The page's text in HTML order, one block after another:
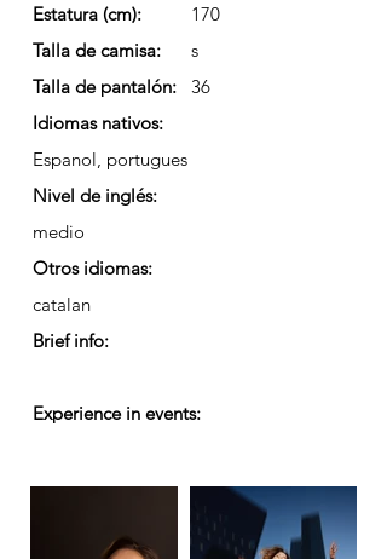
Estatura (cm):
170
Talla de camisa:
s
Talla de pantalón:
36
Idiomas nativos:
Espanol, portugues
Nivel de inglés:
medio
Otros idiomas:
catalan
Brief info:
Experience in events: